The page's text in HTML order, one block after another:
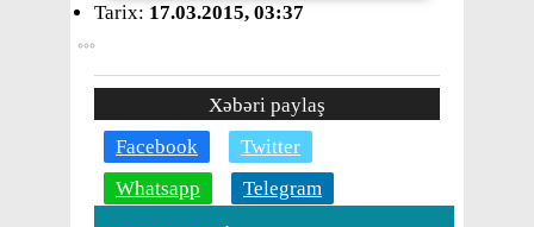
Tarix: 17.03.2015, 03:37
Xəbəri paylaş
Facebook
Twitter
Whatsapp
Telegram